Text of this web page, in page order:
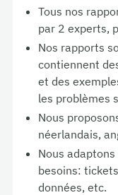
Tous nos
par 2 experts,
Nos rapports
contiennent
et des
les problèmes
Nous
néerlandais,
Nous
besoins:
données, etc.